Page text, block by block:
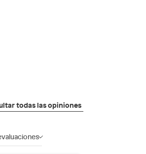
todas las opiniones